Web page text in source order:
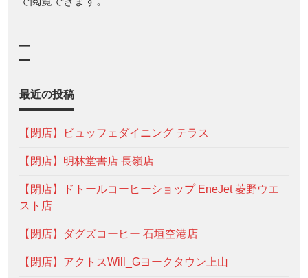
—
最近の投稿
【閉店】ビュッフェダイニング テラス
【閉店】明林堂書店 長嶺店
【閉店】ドトールコーヒーショップ EneJet 菱野ウエ
スト店
【閉店】ダグズコーヒー 石垣空港店
【閉店】アクトスWill_Gヨークタウン上山